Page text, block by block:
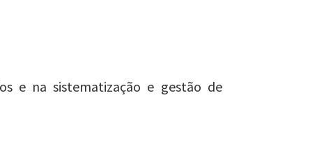
e na sistematização e gestão de